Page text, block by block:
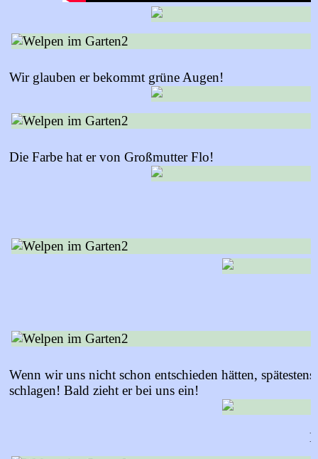
Wir glauben er bekommt grüne Augen!
Die Farbe hat er von Großmutter Flo!
Wenn wir uns nicht schon entschieden hätten,
schlagen! Bald zieht er bei uns ein!